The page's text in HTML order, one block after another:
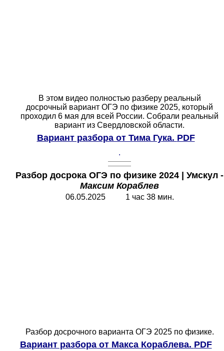
В этом видео полностью разберу реальный
досрочный вариант ОГЭ по физике 2025, который
проходил 6 мая для всей России. Собрали реальный
вариант из Свердловской области.
Вариант разбора от Тима Гука. PDF
.
Разбор досрока ОГЭ по физике 2024 | Умскул -
Максим Кораблев
06.05.2025 1 час 38 мин.
Разбор досрочного варианта ОГЭ 2025 по физике.
Вариант разбора от Макса Кораблева. PDF